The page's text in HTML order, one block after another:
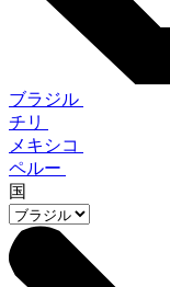
ブラジル
チリ
メキシコ
ペルー
国